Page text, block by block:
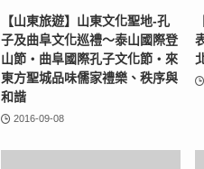
【山東旅遊】山東文化聖地-孔
子及曲阜文化巡禮～泰山國際登
山節‧曲阜國際孔子文化節‧來
東方聖城品味儒家禮樂、秩序與
和諧
2016-09-08